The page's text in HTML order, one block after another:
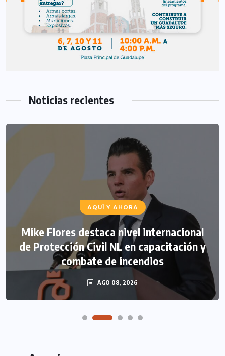
Noticias recientes
AQUÍ Y AHORA
Mike Flores destaca nivel internacional
de Protección Civil NL en capacitación y
combate de incendios
AGO 08, 2026